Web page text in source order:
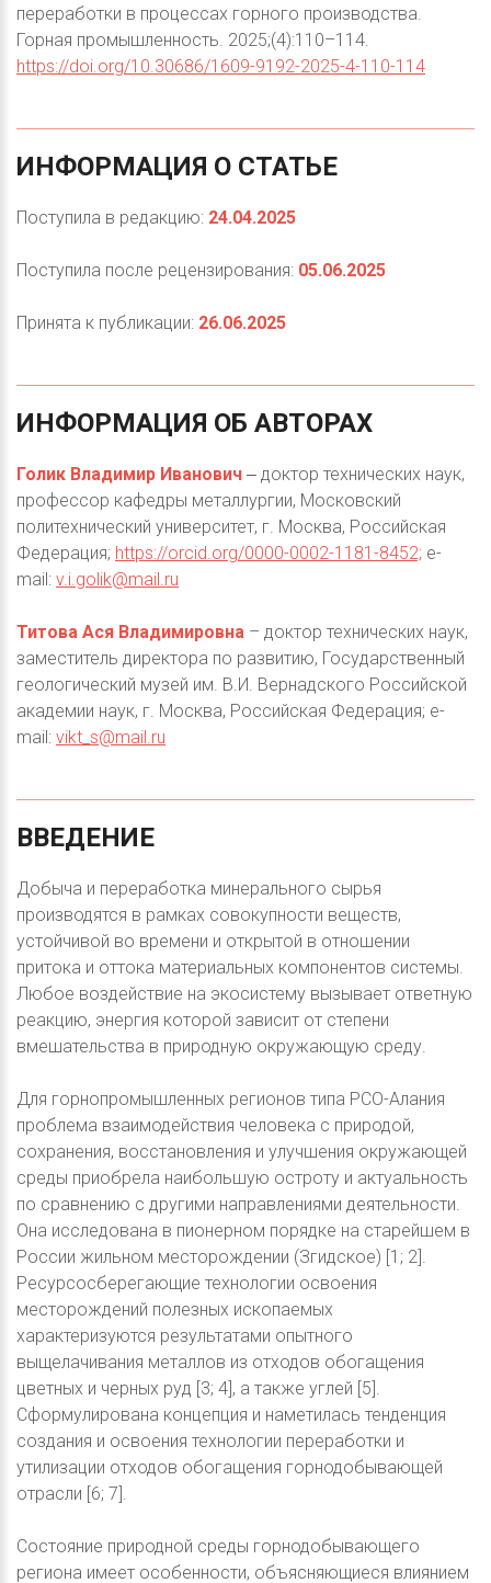
переработки в процессах горного производства.
Горная промышленность. 2025;(4):110–114.
https://doi.org/10.30686/1609-9192-2025-4-110-114
ИНФОРМАЦИЯ О СТАТЬЕ
Поступила в редакцию: 24.04.2025
Поступила после рецензирования: 05.06.2025
Принята к публикации: 26.06.2025
ИНФОРМАЦИЯ ОБ АВТОРАХ
Голик Владимир Иванович ‒ доктор технических наук,
профессор кафедры металлургии, Московский
политехнический университет, г. Москва, Российская
Федерация; https://orcid.org/0000-0002-1181-8452; e-
mail: v.i.golik@mail.ru
Титова Ася Владимировна – доктор технических наук,
заместитель директора по развитию, Государственный
геологический музей им. В.И. Вернадского Российской
академии наук, г. Москва, Российская Федерация; e-
mail: vikt_s@mail.ru
ВВЕДЕНИЕ
Добыча и переработка минерального сырья
производятся в рамках совокупности веществ,
устойчивой во времени и открытой в отношении
притока и оттока материальных компонентов системы.
Любое воздействие на экосистему вызывает ответную
реакцию, энергия которой зависит от степени
вмешательства в природную окружающую среду.
Для горнопромышленных регионов типа РСО-Алания
проблема взаимодействия человека с природой,
сохранения, восстановления и улучшения окружающей
среды приобрела наибольшую остроту и актуальность
по сравнению с другими направлениями деятельности.
Она исследована в пионерном порядке на старейшем в
России жильном месторождении (Згидское) [1; 2].
Ресурсосберегающие технологии освоения
месторождений полезных ископаемых
характеризуются результатами опытного
выщелачивания металлов из отходов обогащения
цветных и черных руд [3; 4], а также углей [5].
Сформулирована концепция и наметилась тенденция
создания и освоения технологии переработки и
утилизации отходов обогащения горнодобывающей
отрасли [6; 7].
Состояние природной среды горнодобывающего
региона имеет особенности, объясняющиеся влиянием